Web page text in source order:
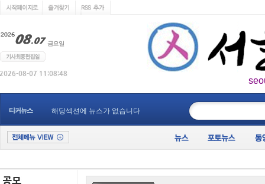
티커뉴스 해당섹션에 뉴스가 없습니다